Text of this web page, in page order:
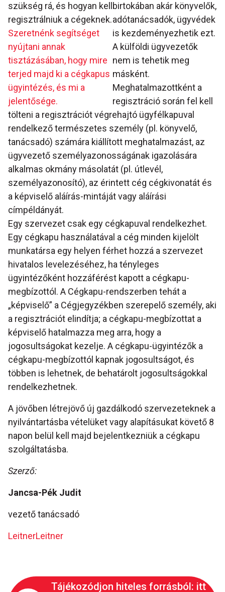
szükség rá, és hogyan kell
regisztrálniuk a cégeknek.
Szeretnénk segítséget
nyújtani annak
tisztázásában, hogy mire
terjed majd ki a cégkapus
ügyintézés, és mi a
jelentősége.
birtokában akár könyvelők,
adótanácsadók, ügyvédek
is kezdeményezhetik ezt.
A külföldi ügyvezetők
nem is tehetik meg
másként.
Meghatalmazottként a
regisztráció során fel kell
tölteni a regisztrációt végrehajtó ügyfélkapuval
rendelkező természetes személy (pl. könyvelő,
tanácsadó) számára kiállított meghatalmazást, az
ügyvezető személyazonosságának igazolására
alkalmas okmány másolatát (pl. útlevél,
személyazonosító), az érintett cég cégkivonatát és
a képviselő aláírás-mintáját vagy aláírási
címpéldányát.
Egy szervezet csak egy cégkapuval rendelkezhet.
Egy cégkapu használatával a cég minden kijelölt
munkatársa egy helyen férhet hozzá a szervezet
hivatalos levelezéséhez, ha tényleges
ügyintézőként hozzáférést kapott a cégkapu-
megbízottól. A Cégkapu-rendszerben tehát a
„képviselő” a Cégjegyzékben szerepelő személy, aki
a regisztrációt elindítja; a cégkapu-megbízottat a
képviselő hatalmazza meg arra, hogy a
jogosultságokat kezelje. A cégkapu-ügyintézők a
cégkapu-megbízottól kapnak jogosultságot, és
többen is lehetnek, de behatárolt jogosultságokkal
rendelkezhetnek.
A jövőben létrejövő új gazdálkodó szervezeteknek a
nyilvántartásba vételüket vagy alapításukat követő 8
napon belül kell majd bejelentkezniük a cégkapu
szolgáltatásba.
Szerző:
Jancsa-Pék Judit
vezető tanácsadó
LeitnerLeitner
Tájékozódjon hiteles forrásból: itt